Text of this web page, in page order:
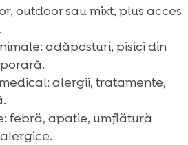
outdoor sau mixt, plus acces
adăposturi, pisici din
alergii, tratamente,
febră, apatie, umflătură